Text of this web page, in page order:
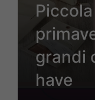
grandi
have